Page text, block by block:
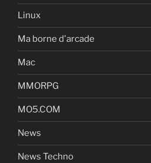
Linux
Ma borne d'arcade
Mac
MMORPG
MO5.COM
News
News Techno